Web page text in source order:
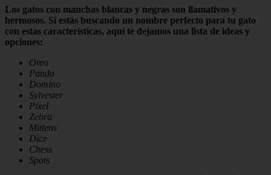
Los gatos con manchas blancas y negras son llamativos y
hermosos. Si estás buscando un nombre perfecto para tu gato
con estas características, aquí te dejamos una lista de ideas y
opciones:
Oreo
Panda
Domino
Sylvester
Pixel
Zebra
Mittens
Dice
Chess
Spots